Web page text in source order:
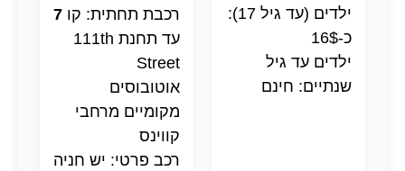
ילדים (עד גיל 17):
כ-16$
ילדים עד גיל
שנתיים: חינם
רכבת תחתית: קו 7
עד תחנת 111th
Street
אוטובוסים
מקומיים מרחבי
קווינס
רכב פרטי: יש חניה